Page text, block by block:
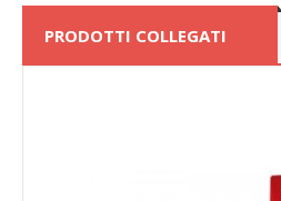
PRODOTTI COLLEGATI